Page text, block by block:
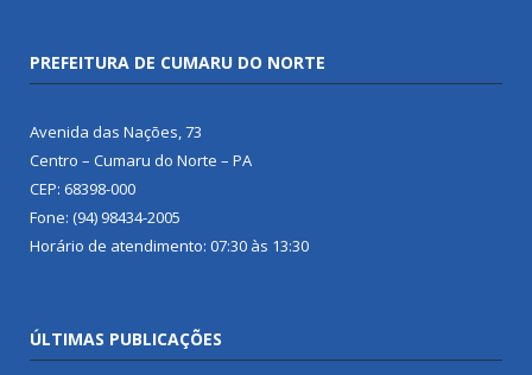
PREFEITURA DE CUMARU DO NORTE
Avenida das Nações, 73
Centro – Cumaru do Norte – PA
CEP: 68398-000
Fone: (94) 98434-2005
Horário de atendimento: 07:30 às 13:30
ÚLTIMAS PUBLICAÇÕES